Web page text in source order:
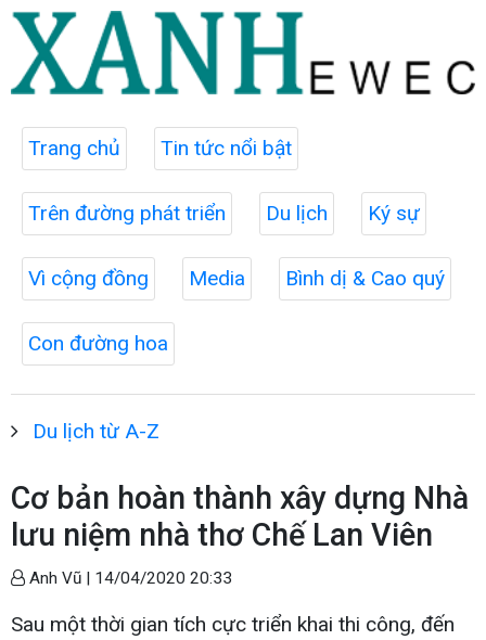
Trang chủ Tin tức nổi bật
Trên đường phát triển Du lịch Ký sự
Vì cộng đồng Media Bình dị & Cao quý
Con đường hoa
Du lịch từ A-Z
Cơ bản hoàn thành xây dựng Nhà
lưu niệm nhà thơ Chế Lan Viên
Anh Vũ | 14/04/2020 20:33
Sau một thời gian tích cực triển khai thi công, đến